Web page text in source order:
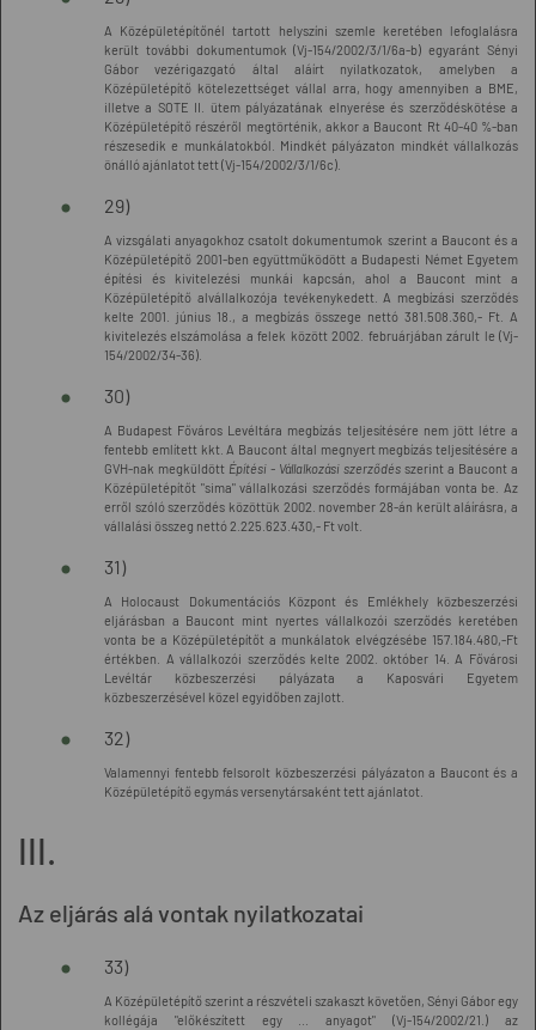
A Középületépítőnél tartott helyszíni szemle keretében lefoglalásra
került további dokumentumok (Vj-154/2002/3/1/6a-b) egyaránt Sényi
Gábor vezérigazgató által aláírt nyilatkozatok, amelyben a
Középületépítő kötelezettséget vállal arra, hogy amennyiben a BME,
illetve a SOTE II. ütem pályázatának elnyerése és szerződéskötése a
Középületépítő részéről megtörténik, akkor a Baucont Rt 40-40 %-ban
részesedik e munkálatokból. Mindkét pályázaton mindkét vállalkozás
önálló ajánlatot tett (Vj-154/2002/3/1/6c).
29)
A vizsgálati anyagokhoz csatolt dokumentumok szerint a Baucont és a
Középületépítő 2001-ben együttműködött a Budapesti Német Egyetem
építési és kivitelezési munkái kapcsán, ahol a Baucont mint a
Középületépítő alvállalkozója tevékenykedett. A megbízási szerződés
kelte 2001. június 18., a megbízás összege nettó 381.508.360,- Ft. A
kivitelezés elszámolása a felek között 2002. februárjában zárult le (Vj-
154/2002/34-36).
30)
A Budapest Főváros Levéltára megbízás teljesítésére nem jött létre a
fentebb említett kkt. A Baucont által megnyert megbízás teljesítésére a
GVH-nak megküldött Építési - Vállalkozási szerződés szerint a Baucont a
Középületépítőt "sima" vállalkozási szerződés formájában vonta be. Az
erről szóló szerződés közöttük 2002. november 28-án került aláírásra, a
vállalási összeg nettó 2.225.623.430,- Ft volt.
31)
A Holocaust Dokumentációs Központ és Emlékhely közbeszerzési
eljárásban a Baucont mint nyertes vállalkozói szerződés keretében
vonta be a Középületépítőt a munkálatok elvégzésébe 157.184.480,-Ft
értékben. A vállalkozói szerződés kelte 2002. október 14. A Fővárosi
Levéltár közbeszerzési pályázata a Kaposvári Egyetem
közbeszerzésével közel egyidőben zajlott.
32)
Valamennyi fentebb felsorolt közbeszerzési pályázaton a Baucont és a
Középületépítő egymás versenytársaként tett ajánlatot.
III.
Az eljárás alá vontak nyilatkozatai
33)
A Középületépítő szerint a részvételi szakaszt követően, Sényi Gábor egy
kollégája "előkészített egy ... anyagot" (Vj-154/2002/21.) az